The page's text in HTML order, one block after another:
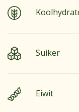
Suiker
Eiwit